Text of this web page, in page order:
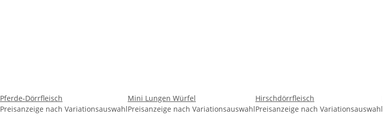
Pferde-Dörrfleisch
Preisanzeige nach Variationsauswahl
Mini Lungen Würfel
Preisanzeige nach Variationsauswahl
Hirschdörrfleisch
Preisanzeige nach Variationsauswahl